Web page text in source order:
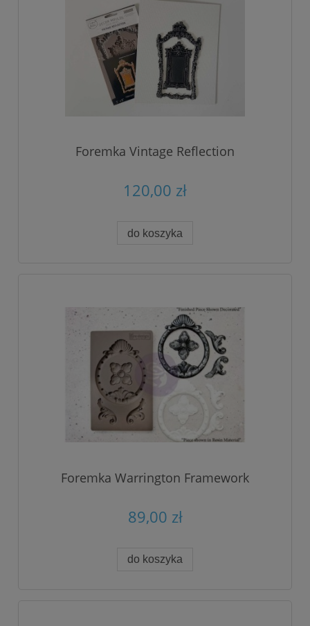
Foremka Vintage Reflection
120,00 zł
do koszyka
Foremka Warrington Framework
89,00 zł
do koszyka